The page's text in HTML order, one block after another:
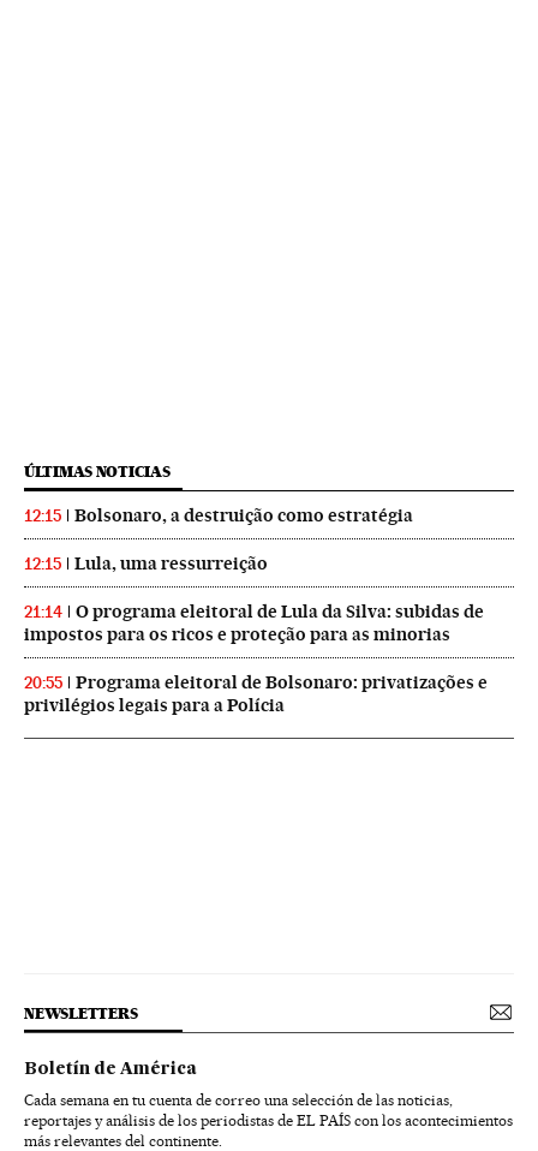
ÚLTIMAS NOTICIAS
12:15 Bolsonaro, a destruição como estratégia
12:15 Lula, uma ressurreição
21:14
O programa eleitoral de Lula da Silva: subidas de
impostos para os ricos e proteção para as minorias
20:55
Programa eleitoral de Bolsonaro: privatizações e
privilégios legais para a Polícia
NEWSLETTERS
Boletín de América
Cada semana en tu cuenta de correo una selección de las noticias,
reportajes y análisis de los periodistas de EL PAÍS con los acontecimientos
más relevantes del continente.